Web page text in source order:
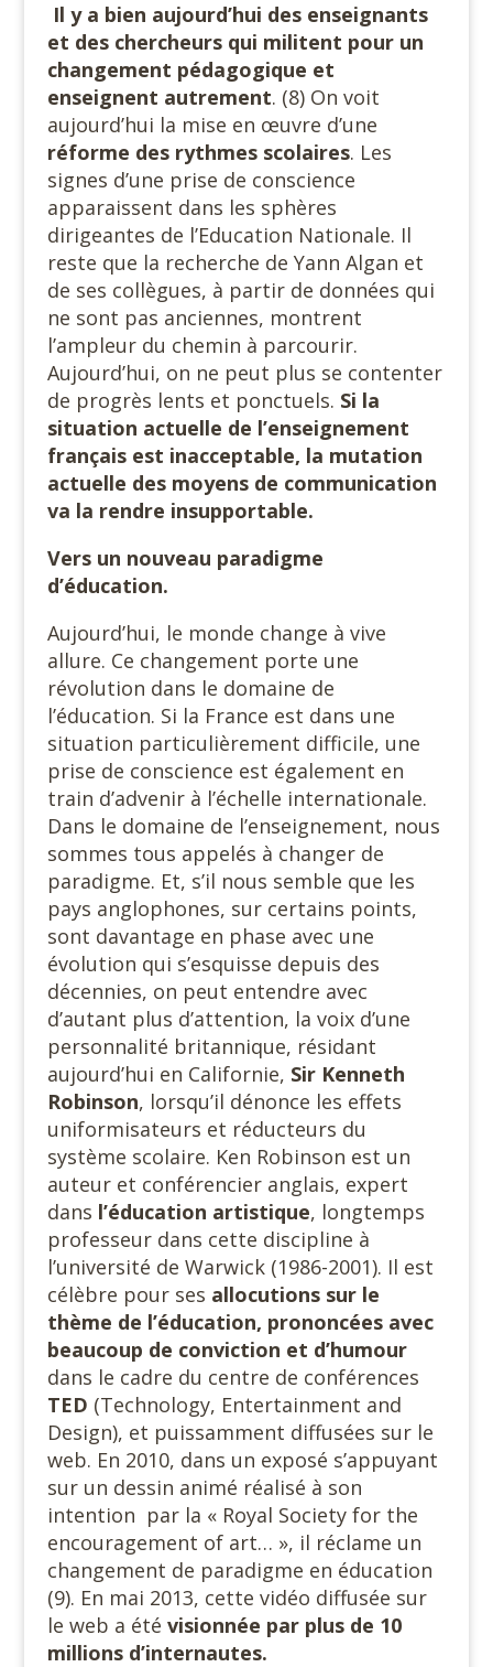
Il y a bien aujourd’hui des enseignants
et des chercheurs qui militent pour un
changement pédagogique et
enseignent autrement. (8) On voit
aujourd’hui la mise en œuvre d’une
réforme des rythmes scolaires. Les
signes d’une prise de conscience
apparaissent dans les sphères
dirigeantes de l’Education Nationale. Il
reste que la recherche de Yann Algan et
de ses collègues, à partir de données qui
ne sont pas anciennes, montrent
l’ampleur du chemin à parcourir.
Aujourd’hui, on ne peut plus se contenter
de progrès lents et ponctuels. Si la
situation actuelle de l’enseignement
français est inacceptable, la mutation
actuelle des moyens de communication
va la rendre insupportable.
Vers un nouveau paradigme
d’éducation.
Aujourd’hui, le monde change à vive
allure. Ce changement porte une
révolution dans le domaine de
l’éducation. Si la France est dans une
situation particulièrement difficile, une
prise de conscience est également en
train d’advenir à l’échelle internationale.
Dans le domaine de l’enseignement, nous
sommes tous appelés à changer de
paradigme. Et, s’il nous semble que les
pays anglophones, sur certains points,
sont davantage en phase avec une
évolution qui s’esquisse depuis des
décennies, on peut entendre avec
d’autant plus d’attention, la voix d’une
personnalité britannique, résidant
aujourd’hui en Californie, Sir Kenneth
Robinson, lorsqu’il dénonce les effets
uniformisateurs et réducteurs du
système scolaire. Ken Robinson est un
auteur et conférencier anglais, expert
dans l’éducation artistique, longtemps
professeur dans cette discipline à
l’université de Warwick (1986-2001). Il est
célèbre pour ses allocutions sur le
thème de l’éducation, prononcées avec
beaucoup de conviction et d’humour
dans le cadre du centre de conférences
TED (Technology, Entertainment and
Design), et puissamment diffusées sur le
web. En 2010, dans un exposé s’appuyant
sur un dessin animé réalisé à son
intention par la « Royal Society for the
encouragement of art… », il réclame un
changement de paradigme en éducation
(9). En mai 2013, cette vidéo diffusée sur
le web a été visionnée par plus de 10
millions d’internautes.